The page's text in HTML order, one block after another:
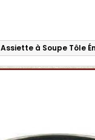
Assiette à Soupe Tôle